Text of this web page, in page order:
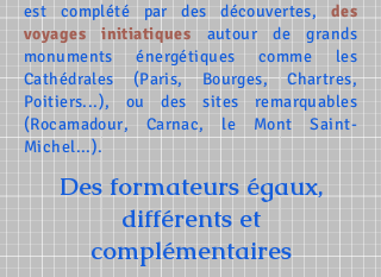
est complété par des découvertes, des
voyages initiatiques
autour de grands
monuments énergétiques comme les
Cathédrales (Paris, Bourges, Chartres,
Poitiers...), ou des sites remarquables
(Rocamadour, Carnac, le Mont Saint-
Michel...).
Des formateurs égaux,
différents et
complémentaires